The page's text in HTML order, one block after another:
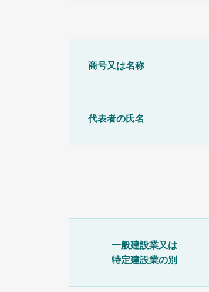
商号又は名称
代表者の氏名
一般建設業又は
特定建設業の別